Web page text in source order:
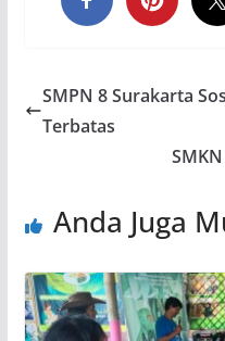
SMPN 8 Surakarta
Terbatas
Anda Juga